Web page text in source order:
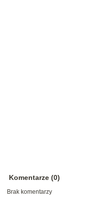
Komentarze (0)
Brak komentarzy